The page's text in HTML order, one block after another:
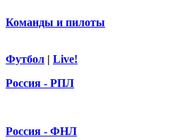
Команды и пилоты
Футбол | Live!
Россия - РПЛ
Россия - ФНЛ